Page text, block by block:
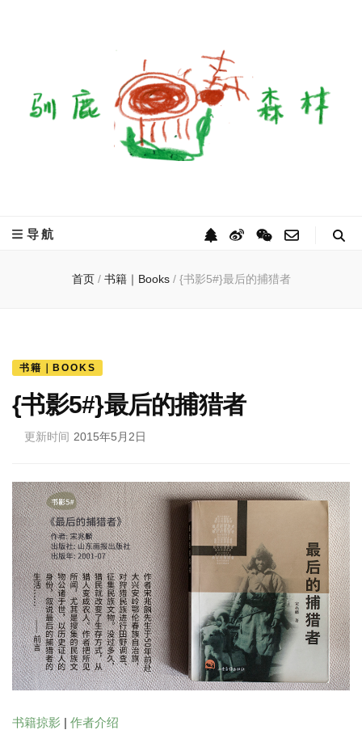
导航
首页 / 书籍｜Books / {书影5#}最后的捕猎者
书籍｜BOOKS
{书影5#}最后的捕猎者
更新时间 2015年5月2日
书籍掠影 | 作者介绍